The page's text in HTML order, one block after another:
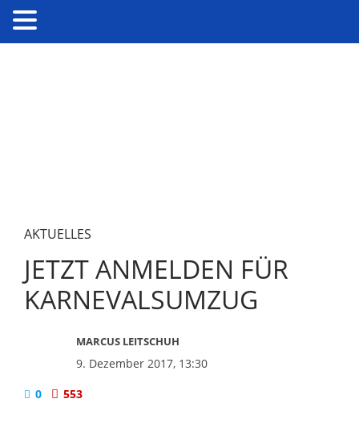
AKTUELLES
JETZT ANMELDEN FÜR
KARNEVALSUMZUG
MARCUS LEITSCHUH
9. Dezember 2017, 13:30
0
553